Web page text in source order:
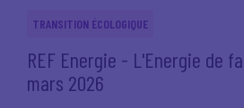
TRANSITION ÉCOLOGIQUE
REF Energie - L'Energie de
mars 2026